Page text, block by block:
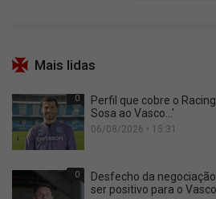
Mais lidas
0
Perfil que cobre o
Sosa ao Vasco...'
06/08/2026 • 15:31
0
Desfecho da
ser positivo para o Vasco